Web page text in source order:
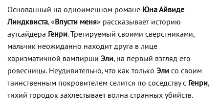
Основанный на одноименном романе Юна Айвиде
Линдквиста, «Впусти меня» рассказывает историю
аутсайдера Генри. Третируемый своими сверстниками,
мальчик неожиданно находит друга в лице
харизматичной вампирши Эли, на первый взгляд его
ровесницы. Неудивительно, что как только Эли со своим
таинственным покровителем селится по соседству с Генри,
тихий городок захлестывает волна странных убийств.